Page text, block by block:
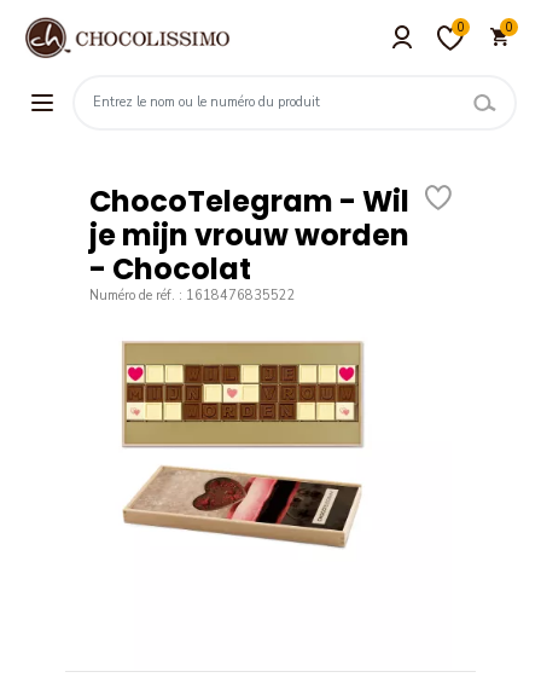
0 0
ChocoTelegram - Wil
je mijn vrouw worden
- Chocolat
Numéro de réf. : 1618476835522